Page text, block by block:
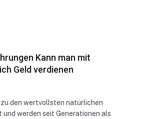
Kann man mit
Geld verdienen
zu den wertvollsten natürlichen
werden seit Generationen als